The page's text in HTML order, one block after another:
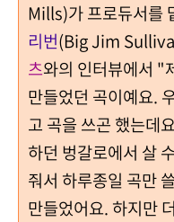
Mills)가 프로듀서를
리번(Big Jim
츠와의 인터뷰에서 "
만들었던 곡이예요.
고 곡을 쓰곤 했는데
하던 벙갈로에서 살
줘서 하루종일 곡만
만들었어요. 하지만